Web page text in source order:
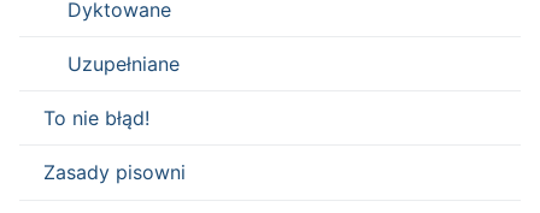
Dyktowane
Uzupełniane
To nie błąd!
Zasady pisowni